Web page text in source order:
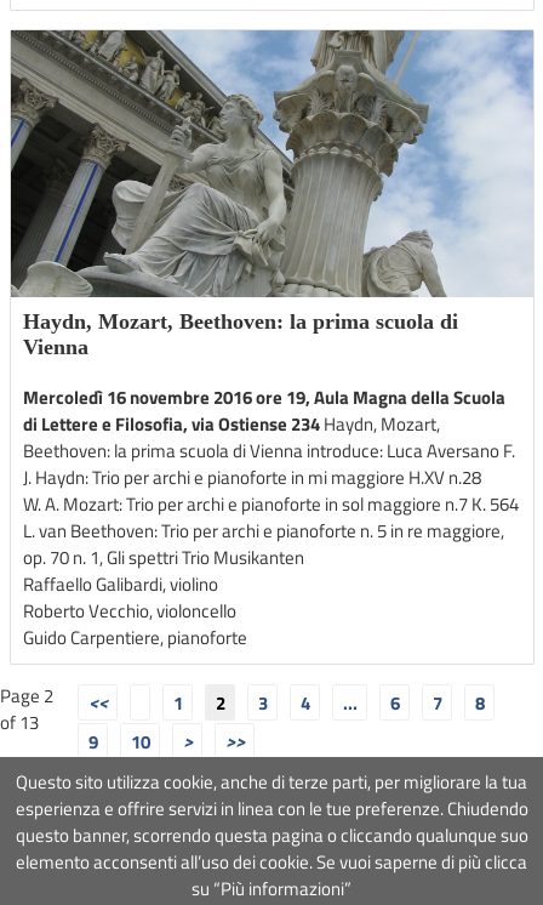
Haydn, Mozart, Beethoven: la prima scuola di
Vienna
Mercoledì 16 novembre 2016 ore 19, Aula Magna della Scuola
di Lettere e Filosofia, via Ostiense 234Haydn, Mozart,
Beethoven: la prima scuola di Vienna introduce: Luca Aversano F.
J. Haydn: Trio per archi e pianoforte in mi maggiore H.XV n.28
W. A. Mozart: Trio per archi e pianoforte in sol maggiore n.7 K. 564
L. van Beethoven: Trio per archi e pianoforte n. 5 in re maggiore,
op. 70 n. 1, Gli spettri Trio Musikanten
Raffaello Galibardi, violino
Roberto Vecchio, violoncello
Guido Carpentiere, pianoforte
Page 2
of 13
1 2 3 4 ... 6 7
8
9
10
Associazione Roma Tre Orchestra- Via Ostiense 234, 00144 Roma
09222391006Codice fiscale
97367000581
Questo sito utilizza cookie, anche di terze parti, per migliorare la tua
esperienza e offrire servizi in linea con le tue preferenze. Chiudendo
questo banner, scorrendo questa pagina o cliccando qualunque suo
elemento acconsenti all’uso dei cookie. Se vuoi saperne di più clicca
su “Più informazioni”